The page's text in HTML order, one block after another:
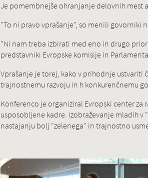
Je pomembnejše ohranjanje delovnih mest
"To ni pravo vprašanje", so menili govorniki
"Ni nam treba izbirati med eno in drugo
predstavniki Evropske komisije in
Vprašanje je torej, kako v prihodnje ustvariti
trajnostnemu razvoju in h konkurenčnemu
Konferenco je organiziral Evropski center
usposobljene kadre. Izobraževanje mladih
nastajanju bolj "zelenega" in trajnostno